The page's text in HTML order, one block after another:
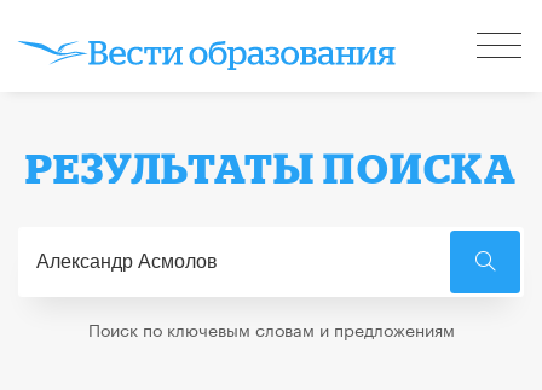
РЕЗУЛЬТАТЫ ПОИСКА
Поиск по ключевым словам и предложениям